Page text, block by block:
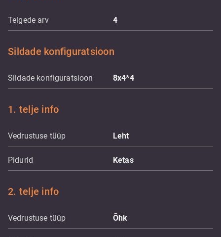
Telgede arv 4
Sildade konfiguratsioon
Sildade konfiguratsioon 8x4*4
1. telje info
Vedrustuse tüüp Leht
Pidurid Ketas
2. telje info
Vedrustuse tüüp Õhk